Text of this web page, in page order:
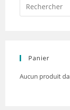
Panier
Aucun produit